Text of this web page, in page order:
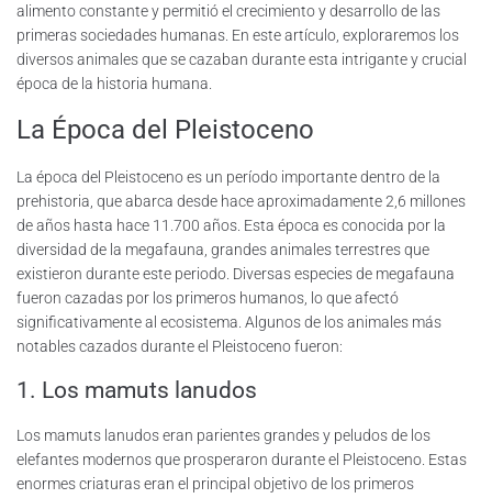
alimento constante y permitió el crecimiento y desarrollo de las
primeras sociedades humanas. En este artículo, exploraremos los
diversos animales que se cazaban durante esta intrigante y crucial
época de la historia humana.
La Época del Pleistoceno
La época del Pleistoceno es un período importante dentro de la
prehistoria, que abarca desde hace aproximadamente 2,6 millones
de años hasta hace 11.700 años. Esta época es conocida por la
diversidad de la megafauna, grandes animales terrestres que
existieron durante este periodo. Diversas especies de megafauna
fueron cazadas por los primeros humanos, lo que afectó
significativamente al ecosistema. Algunos de los animales más
notables cazados durante el Pleistoceno fueron:
1. Los mamuts lanudos
Los mamuts lanudos eran parientes grandes y peludos de los
elefantes modernos que prosperaron durante el Pleistoceno. Estas
enormes criaturas eran el principal objetivo de los primeros